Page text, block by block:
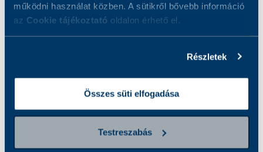
működni használat közben. A sütikről bővebb információ
az Cookie tájékoztató oldalon érhető el.
Részletek
Összes süti elfogadása
Testreszabás
Mintával kapcsolatos információk
Mit vizsgálunk?
(prothrombin) gén mutációját vizsgáljuk.